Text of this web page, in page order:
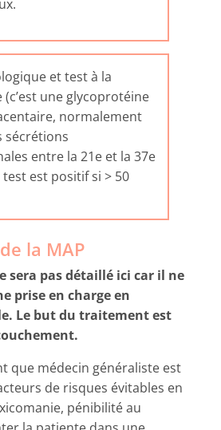
et test à la
une glycoprotéine
normalement
sécrétions
entre la 21e et la 37e
test est positif si > 50
la MAP
sera pas détaillé ici car il ne
prise en charge en
Le but du traitement est
que médecin généraliste est
de risques évitables en
pénibilité au